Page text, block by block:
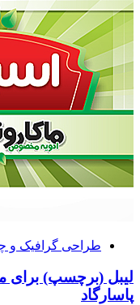
طراحی گرافیک و
لیبل (برچسپ)
پاسارگاد